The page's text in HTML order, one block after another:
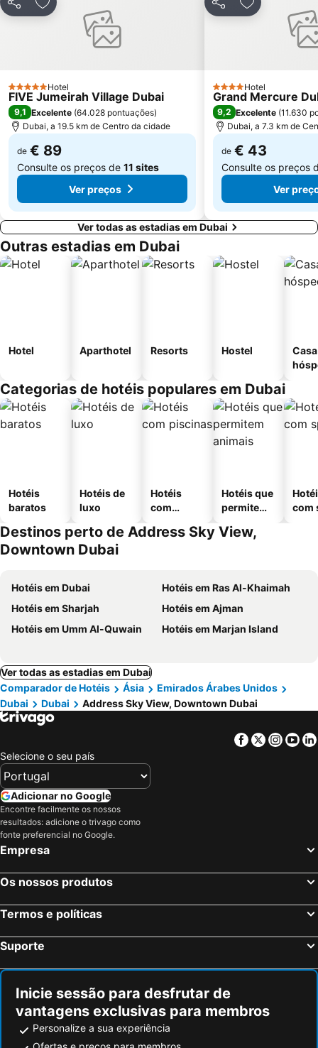
Souq de Ouro
Umm Suqeim
Airport Terminal 1 Metro Station
Dubai Investment Park
PartilharAdicionar aos favoritos
5 EstrelasHotel
FIVE Jumeirah Village Dubai
9,1 Excelente (64.028 pontuações)
Dubai, a 19.5 km de Centro da cidade
de € 89
Consulte os preços de 11 sites
Ver preços
PartilharAdicionar
4 Estrelas
Hotel
Grand Mercure
9,2 Excelente (11.630
Dubai, a 7.3 km de
de € 43
Consulte os preços
Ver
Ver todas as estadias em Dubai
Outras estadias em Dubai
Hotel Aparthotel Resorts Hostel
Categorias de hotéis populares em Dubai
Hotéis
baratos
Hotéis de
luxo
Hotéis
com
Hotéis que
permitem
com
Destinos perto de Address Sky View,
Downtown Dubai
Hotéis em Dubai
Hotéis em Ras Al-Khaimah
Hotéis em Sharjah
Hotéis em Ajman
Hotéis em Umm Al-Quwain
Hotéis em Marjan Island
Ver todas as estadias em Dubai
Comparador de Hotéis
Ásia
Emirados Árabes Unidos
Dubai
Dubai Address Sky View, Downtown Dubai
Facebook
Twitter
Selecione o seu país
Adicionar no Google
Encontre facilmente os nossos
resultados: adicione o trivago como
fonte preferencial no Google.
Empresa
Os nossos produtos
Termos e políticas
Suporte
Inicie sessão para desfrutar de
vantagens exclusivas para membros
Personalize a sua experiência